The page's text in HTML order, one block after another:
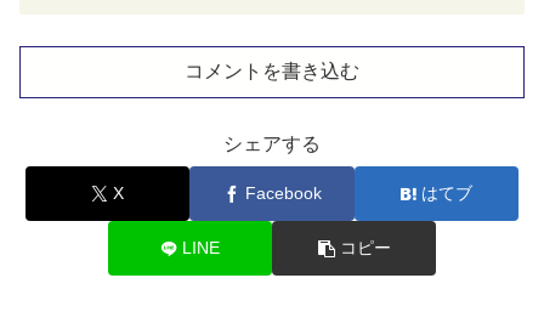
コメントを書き込む
シェアする
X Facebook はてブ
LINE コピー